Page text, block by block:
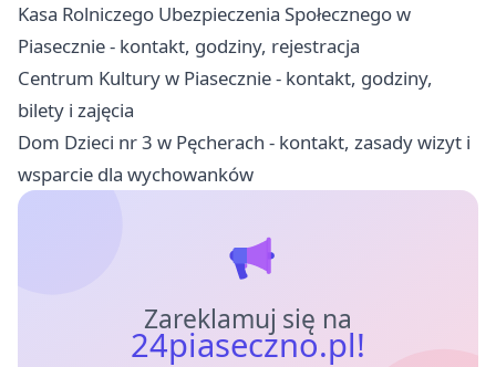
Kasa Rolniczego Ubezpieczenia Społecznego w
Piasecznie - kontakt, godziny, rejestracja
Centrum Kultury w Piasecznie - kontakt, godziny,
bilety i zajęcia
Dom Dzieci nr 3 w Pęcherach - kontakt, zasady wizyt i
wsparcie dla wychowanków
Zareklamuj się na
24piaseczno.pl!